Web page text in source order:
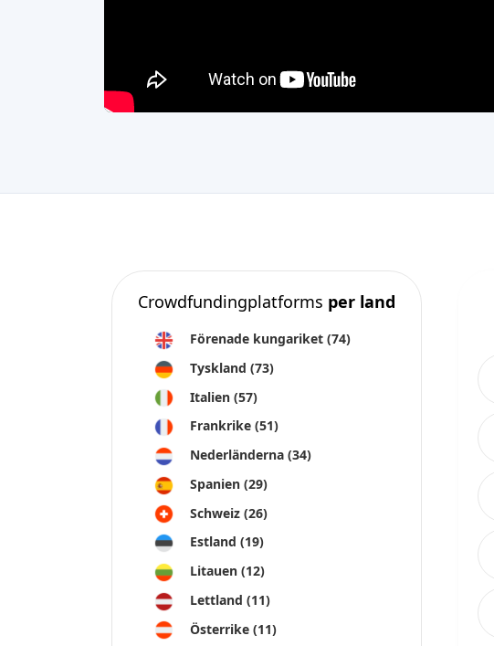
Crowdfundingplatforms per land
Förenade kungariket (74)
Tyskland (73)
Italien (57)
Frankrike (51)
Nederländerna (34)
Spanien (29)
Schweiz (26)
Estland (19)
Litauen (12)
Lettland (11)
Österrike (11)